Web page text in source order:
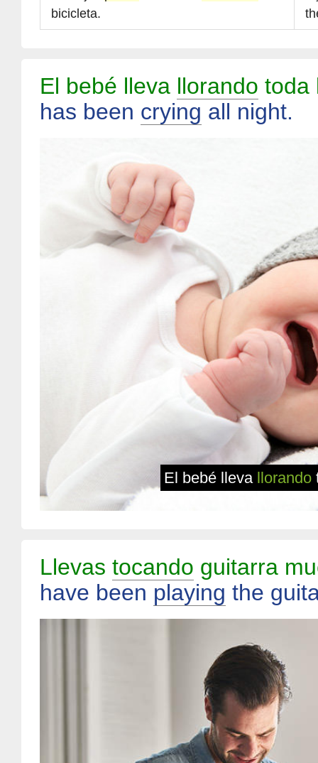
bicicleta.
El bebé lleva llorando toda
has been crying all night.
El bebé lleva llorando
Llevas tocando guitarra
have been playing the